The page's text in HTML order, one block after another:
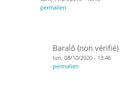
permalien
Baralô (non vérifié)
lun, 08/10/2020 - 13:46
permalien